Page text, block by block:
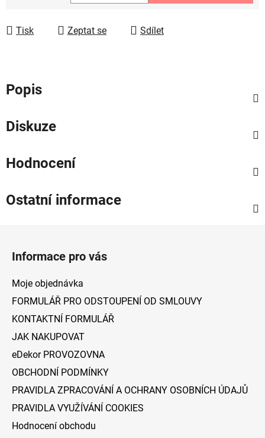
Tisk Zeptat se Sdílet
Popis
Diskuze
Hodnocení
Ostatní informace
Informace pro vás
Moje objednávka
FORMULÁŘ PRO ODSTOUPENÍ OD SMLOUVY
KONTAKTNÍ FORMULÁŘ
JAK NAKUPOVAT
eDekor PROVOZOVNA
OBCHODNÍ PODMÍNKY
PRAVIDLA ZPRACOVÁNÍ A OCHRANY OSOBNÍCH ÚDAJŮ
PRAVIDLA VYUŽÍVÁNÍ COOKIES
Hodnocení obchodu